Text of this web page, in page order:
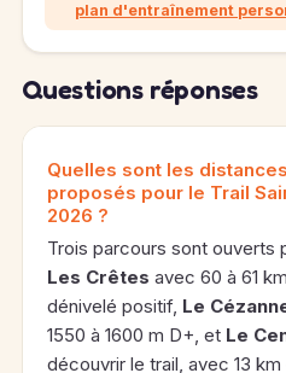
plan d'entraînement
Questions réponses
Quelles sont les
proposés pour le Trail
2026 ?
Trois parcours sont ouverts
Les Crêtes avec 60 à 61
dénivelé positif, Le
1550 à 1600 m D+, et Le
découvrir le trail, avec 13